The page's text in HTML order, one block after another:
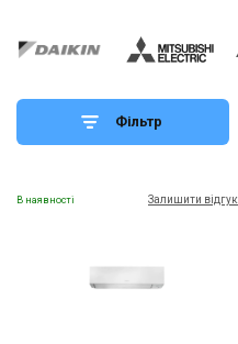
Фільтр
В наявності Залишити відгук